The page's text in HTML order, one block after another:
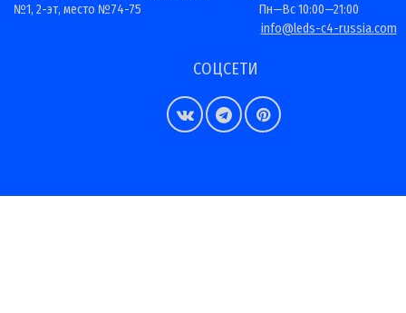
№1, 2-эт, место №74-75
Пн—Вс 10:00—21:00
info@leds-c4-russia.com
СОЦСЕТИ